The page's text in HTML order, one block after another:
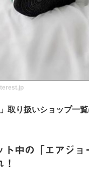
」取り扱いショップ一
ト中の「エアジョ
！